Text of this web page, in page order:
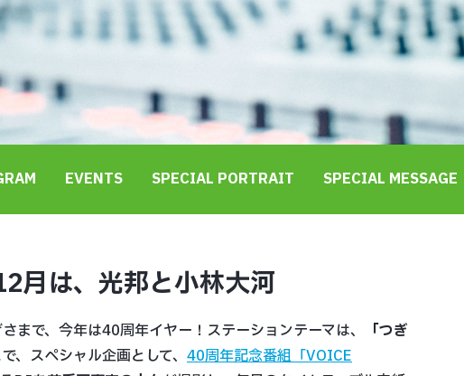
EVENTS SPECIAL PORTRAIT SPECIAL MESSAGE
月は、光邦と小林大河
まで、今年は40周年イヤー！ステーションテーマは、
「つぎ
、スペシャル企画として、 40周年記念番組「VOICE